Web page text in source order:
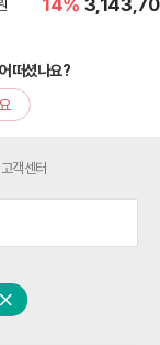
14%
떠셨나요?
닫기
고객센터